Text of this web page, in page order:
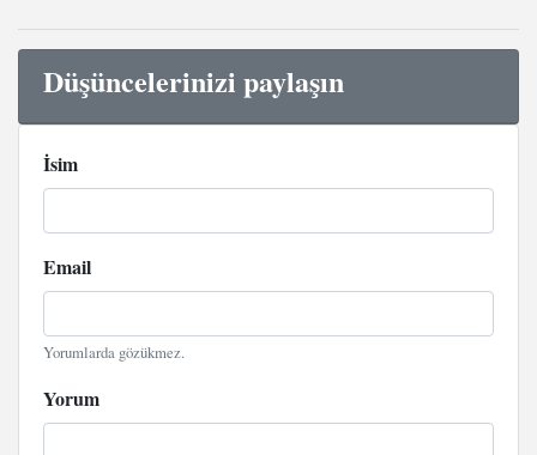
Düşüncelerinizi paylaşın
İsim
Email
Yorumlarda gözükmez.
Yorum